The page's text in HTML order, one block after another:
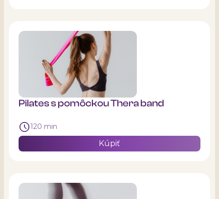
Pilates s pomôckou Thera band
120 min
Kúpiť